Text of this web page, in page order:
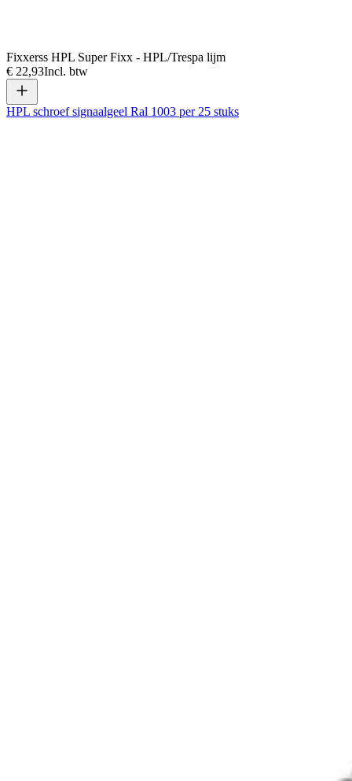
Fixxerss HPL Super Fixx - HPL/Trespa lijm
€ 22,93Incl. btw
HPL schroef signaalgeel Ral 1003 per 25 stuks